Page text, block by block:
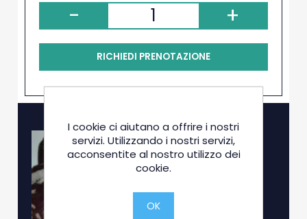
- +
RICHIEDI PRENOTAZIONE
I cookie ci aiutano a offrire i nostri
servizi. Utilizzando i nostri servizi,
acconsentite al nostro utilizzo dei
cookie.
OK